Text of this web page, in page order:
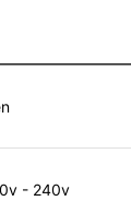
- 240v